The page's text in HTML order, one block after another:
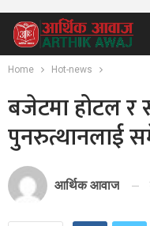
Home Hot-news
बजेटमा होटल र
पुनरुत्थानलाई
आर्थिक आवाज